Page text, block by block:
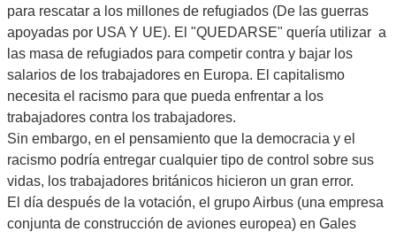
para rescatar a los millones de refugiados (De las guerras
apoyadas por USA Y UE). El "QUEDARSE" quería utilizar a
las masa de refugiados para competir contra y bajar los
salarios de los trabajadores en Europa. El capitalismo
necesita el racismo para que pueda enfrentar a los
trabajadores contra los trabajadores.
Sin embargo, en el pensamiento que la democracia y el
racismo podría entregar cualquier tipo de control sobre sus
vidas, los trabajadores británicos hicieron un gran error.
El día después de la votación, el grupo Airbus (una empresa
conjunta de construcción de aviones europea) en Gales